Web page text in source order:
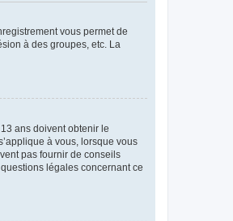
vous permet de
à des groupes, etc. La
ans doivent obtenir le
à vous, lorsque vous
pas fournir de conseils
légales concernant ce